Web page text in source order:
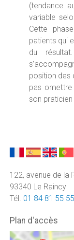
(tendance
variable
Cette
patients qui
du
position des
pas
son
122, avenue de la
93340 Le Raincy
Tél. 01 84 81 55 55
Plan d'accès